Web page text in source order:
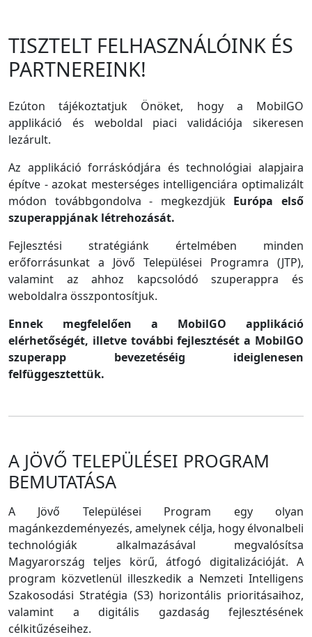
TISZTELT FELHASZNÁLÓINK ÉS
PARTNEREINK!
Ezúton tájékoztatjuk Önöket, hogy a MobilGO
applikáció és weboldal piaci validációja sikeresen
lezárult.
Az applikáció forráskódjára és technológiai alapjaira
építve - azokat mesterséges intelligenciára optimalizált
módon továbbgondolva - megkezdjük Európa első
szuperappjának létrehozását.
Fejlesztési stratégiánk értelmében minden
erőforrásunkat a Jövő Települései Programra (JTP),
valamint az ahhoz kapcsolódó szuperappra és
weboldalra összpontosítjuk.
Ennek megfelelően a MobilGO applikáció
elérhetőségét, illetve további fejlesztését a MobilGO
szuperapp bevezetéséig ideiglenesen
felfüggesztettük.
A JÖVŐ TELEPÜLÉSEI PROGRAM
BEMUTATÁSA
A Jövő Települései Program egy olyan
magánkezdeményezés, amelynek célja, hogy élvonalbeli
technológiák alkalmazásával megvalósítsa
Magyarország teljes körű, átfogó digitalizációját. A
program közvetlenül illeszkedik a Nemzeti Intelligens
Szakosodási Stratégia (S3) horizontális prioritásaihoz,
valamint a digitális gazdaság fejlesztésének
célkitűzéseihez.